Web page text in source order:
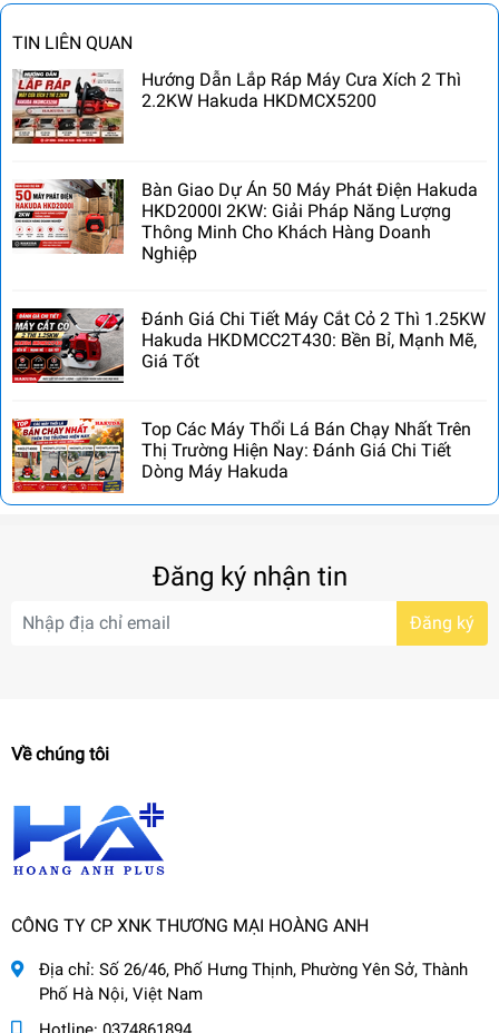
TIN LIÊN QUAN
Hướng Dẫn Lắp Ráp Máy Cưa Xích 2 Thì
2.2KW Hakuda HKDMCX5200
Bàn Giao Dự Án 50 Máy Phát Điện Hakuda
HKD2000I 2KW: Giải Pháp Năng Lượng
Thông Minh Cho Khách Hàng Doanh
Nghiệp
Đánh Giá Chi Tiết Máy Cắt Cỏ 2 Thì 1.25KW
Hakuda HKDMCC2T430: Bền Bỉ, Mạnh Mẽ,
Giá Tốt
Top Các Máy Thổi Lá Bán Chạy Nhất Trên
Thị Trường Hiện Nay: Đánh Giá Chi Tiết
Dòng Máy Hakuda
Đăng ký nhận tin
Đăng ký
Về chúng tôi
CÔNG TY CP XNK THƯƠNG MẠI HOÀNG ANH
Địa chỉ: Số 26/46, Phố Hưng Thịnh, Phường Yên Sở, Thành
Phố Hà Nội, Việt Nam